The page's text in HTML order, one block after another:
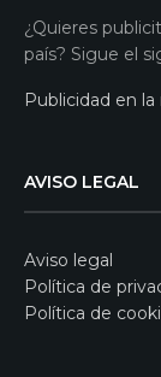
¿Quieres
país? Sigue el
Publicidad en
AVISO LEGAL
Aviso legal
Política de
Política de